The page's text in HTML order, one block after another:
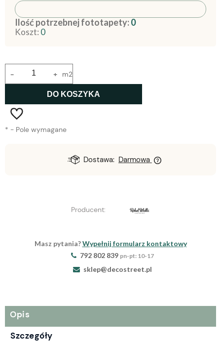
Ilość potrzebnej fototapety:0
Koszt: 0
+
- m2
DO KOSZYKA
* - Pole wymagane
Dostawa: Darmowa
Producent:
Masz pytania?Wypełnij formularz kontaktowy
792 802 839 pn-pt: 10-17
sklep@decostreet.pl
Opis
Szczegóły